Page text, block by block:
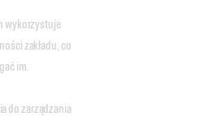
wykorzystuje
zakładu, co
im.
do zarządzania